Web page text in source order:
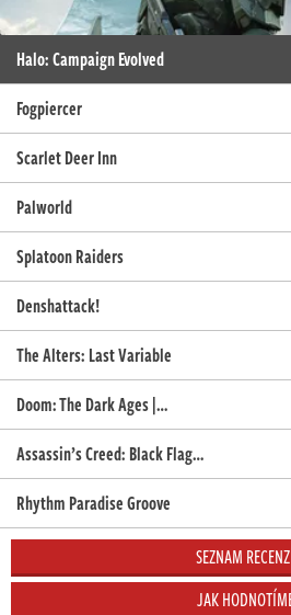
Halo: Campaign Evolved
Fogpiercer
Scarlet Deer Inn
Palworld
Splatoon Raiders
Denshattack!
The Alters: Last Variable
Doom: The Dark Ages |…
Assassin’s Creed: Black Flag…
Rhythm Paradise Groove
SEZNAM
JAK